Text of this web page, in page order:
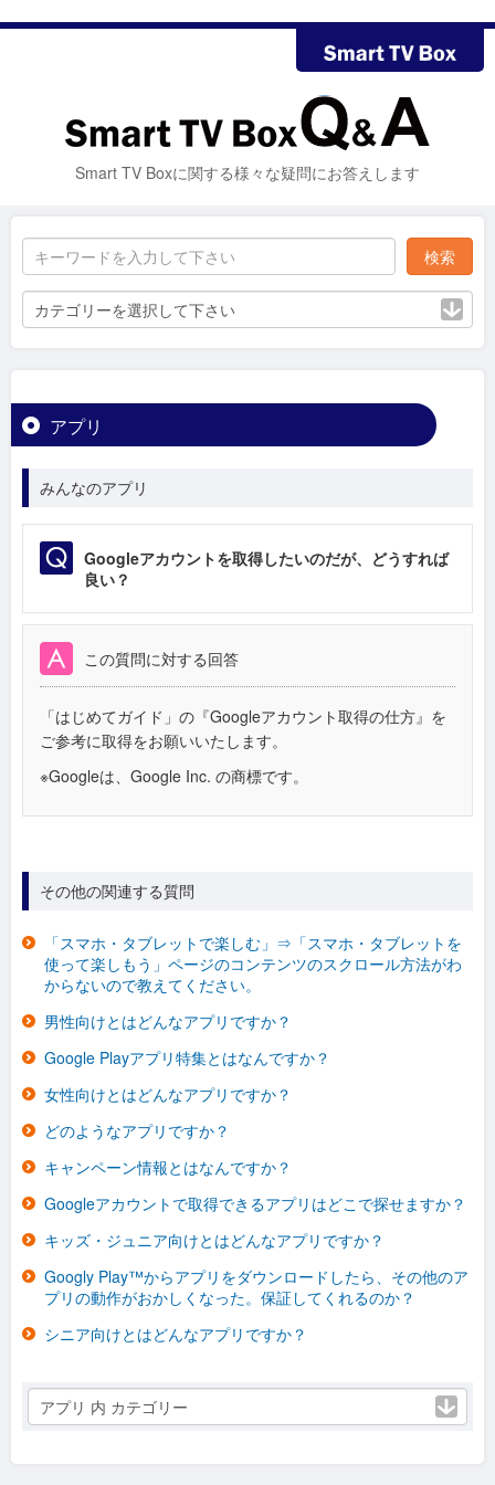
Smart TV Boxに関する様々な疑問にお答えします
カテゴリーを選択して下さい
アプリ
みんなのアプリ
Googleアカウントを取得したいのだが、どうすれば
良い？
この質問に対する回答
「はじめてガイド」の『Googleアカウント取得の仕方』を
ご参考に取得をお願いいたします。
※Googleは、Google Inc. の商標です。
その他の関連する質問
「スマホ・タブレットで楽しむ」⇒「スマホ・タブレットを
使って楽しもう」ページのコンテンツのスクロール方法がわ
からないので教えてください。
男性向けとはどんなアプリですか？
Google Playアプリ特集とはなんですか？
女性向けとはどんなアプリですか？
どのようなアプリですか？
キャンペーン情報とはなんですか？
Googleアカウントで取得できるアプリはどこで探せますか？
キッズ・ジュニア向けとはどんなアプリですか？
Googly Play™からアプリをダウンロードしたら、その他のア
プリの動作がおかしくなった。保証してくれるのか？
シニア向けとはどんなアプリですか？
アプリ 内 カテゴリー